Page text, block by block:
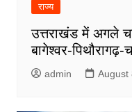
राज्य
उत्तराखंड में अगले
बागेश्वर-
admin August